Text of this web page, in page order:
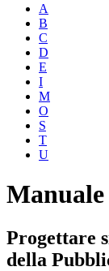
A
B
C
D
E
I
M
O
S
T
U
Progettare
della